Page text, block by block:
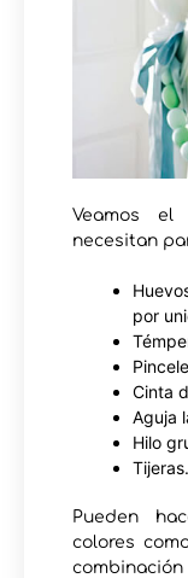
Veamos
necesitan
por
Cinta
Aguja
Hilo
Tijeras.
Pueden
colores